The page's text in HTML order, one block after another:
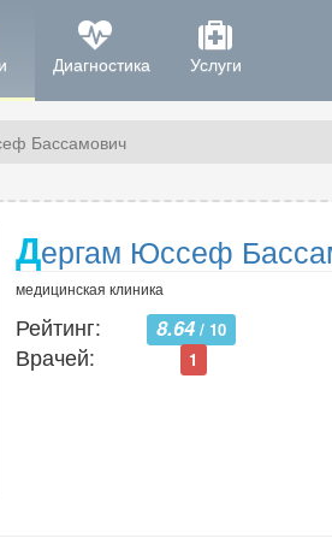
Диагностика Услуги
Бассамович
Дергам Юссеф
медицинская клиника
Рейтинг: 8.64 / 10
Врачей: 1